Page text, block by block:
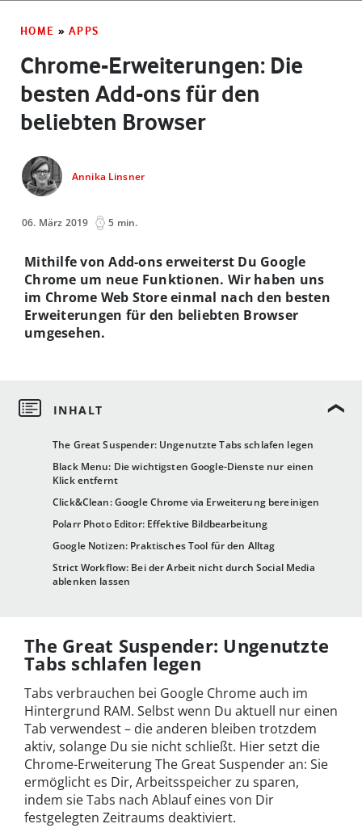
HOME » APPS
Chrome-Erweiterungen: Die
besten Add-ons für den
beliebten Browser
Annika Linsner
06. März 2019 5 min.
The Great Suspender: Ungenutzte Tabs schlafen legen
Black Menu: Die wichtigsten Google-Dienste nur einen
Klick entfernt
Click&Clean: Google Chrome via Erweiterung bereinigen
Polarr Photo Editor: Effektive Bildbearbeitung
Google Notizen: Praktisches Tool für den Alltag
Strict Workflow: Bei der Arbeit nicht durch Social Media
ablenken lassen
Mithilfe von Add-ons erweiterst Du Google
Chrome um neue Funktionen. Wir haben uns
im Chrome Web Store einmal nach den besten
Erweiterungen für den beliebten Browser
umgesehen.
The Great Suspender: Ungenutzte
Tabs schlafen legen
Tabs verbrauchen bei Google Chrome auch im
Hintergrund RAM. Selbst wenn Du aktuell nur einen
Tab verwendest – die anderen bleiben trotzdem
aktiv, solange Du sie nicht schließt. Hier setzt die
Chrome-Erweiterung The Great Suspender an: Sie
ermöglicht es Dir, Arbeitsspeicher zu sparen,
indem sie Tabs nach Ablauf eines von Dir
festgelegten Zeitraums deaktiviert.